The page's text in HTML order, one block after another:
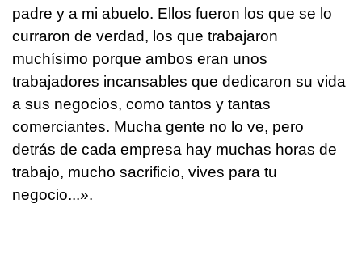
padre y a mi abuelo. Ellos fueron los que se lo
curraron de verdad, los que trabajaron
muchísimo porque ambos eran unos
trabajadores incansables que dedicaron su vida
a sus negocios, como tantos y tantas
comerciantes. Mucha gente no lo ve, pero
detrás de cada empresa hay muchas horas de
trabajo, mucho sacrificio, vives para tu
negocio...».